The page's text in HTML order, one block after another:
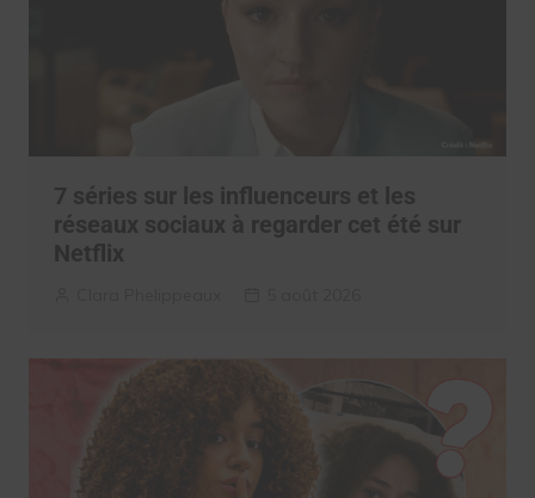
7 séries sur les influenceurs et les
réseaux sociaux à regarder cet été sur
Netflix